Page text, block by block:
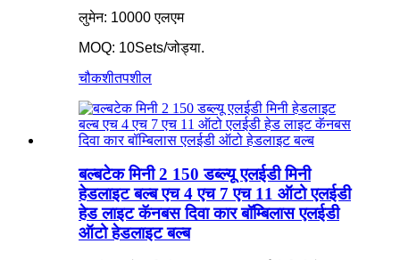
लुमेन: 10000 एलएम
MOQ: 10Sets/जोड्या.
चौकशीतपशील
बल्बटेक मिनी 2 150 डब्ल्यू एलईडी मिनी
हेडलाइट बल्ब एच 4 एच 7 एच 11 ऑटो एलईडी
हेड लाइट कॅनबस दिवा कार बॉम्बिलास एलईडी
ऑटो हेडलाइट बल्ब